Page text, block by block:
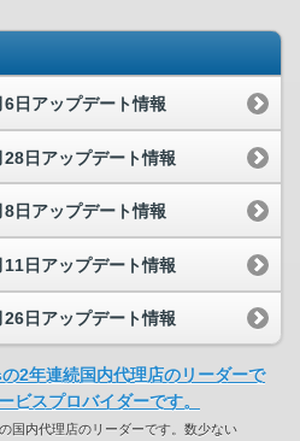
日アップデート情報
日アップデート情報
日アップデート情報
日アップデート情報
日アップデート情報
国内代理店のリーダーです。数少ない